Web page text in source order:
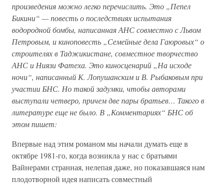
произведения можно легко перечислить. Это „Пепел
Бикини“ — повесть о последствиях испытания
водородной бомбы, написанная АНС совместно с Львом
Петровым, и киноповесть „Семейные дела Гаюровых“ о
строителях в Таджикистане, совместное творчество
АНС и Ниязи Фатеха. Это киносценарий „На исходе
ночи“, написанный К. Лопушанским и В. Рыбаковым при
участии БНС. Но такой задумки, чтобы авторами
выступали четверо, причем две пары братьев… Такого в
литературе еще не было. В „Комментариях“ БНС об
этом пишет:
Впервые над этим романом мы начали думать еще в
октябре 1981-го, когда возникла у нас с братьями
Вайнерами странная, нелепая даже, но показавшаяся нам
плодотворной идея написать совместный